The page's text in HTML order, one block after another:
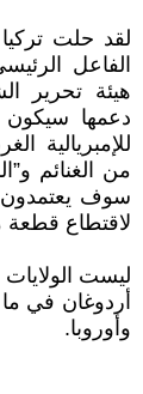
لقد حلت تركيا
الفاعل
هيئة تحرير
دعمها
للإمبريالية
من الغنائم
سوف يعتمدون
لاقتطاع قطعة
ليست
أردوغان في
وأوروبا.